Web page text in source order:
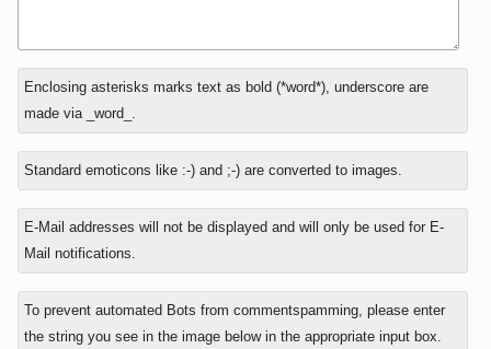
In
risposta
a
Enclosing asterisks marks text as bold (*word*), underscore are
made via _word_.
Standard emoticons like :-) and ;-) are converted to images.
E-Mail addresses will not be displayed and will only be used for E-
Mail notifications.
To prevent automated Bots from commentspamming, please enter
the string you see in the image below in the appropriate input box.